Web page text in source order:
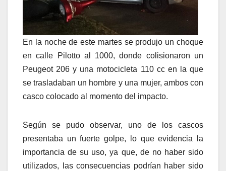
En la noche de este martes se produjo un choque
en calle Pilotto al 1000, donde colisionaron un
Peugeot 206 y una motocicleta 110 cc en la que
se trasladaban un hombre y una mujer, ambos con
casco colocado al momento del impacto.
Según se pudo observar, uno de los cascos
presentaba un fuerte golpe, lo que evidencia la
importancia de su uso, ya que, de no haber sido
utilizados, las consecuencias podrían haber sido